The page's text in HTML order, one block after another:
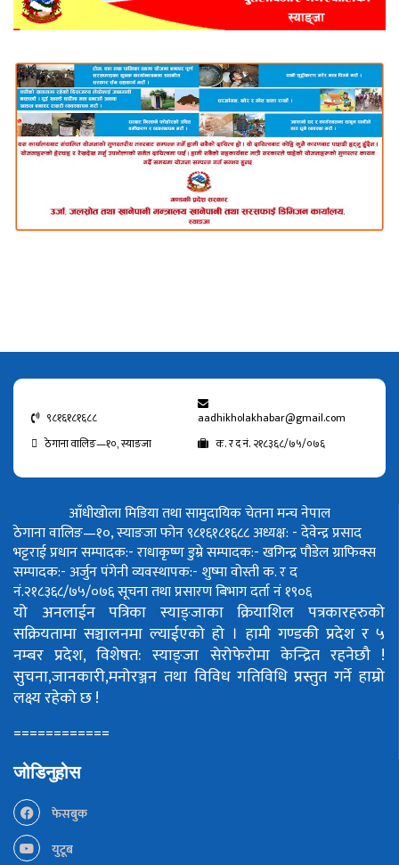
९८१६१८१६८८
aadhikholakhabar@gmail.com
ठेगाना वालिङ—१०, स्याङजा
क. र द नं. २१८३६८/७५/०७६
आँधीखोला मिडिया तथा सामुदायिक चेतना मन्च नेपाल
ठेगाना वालिङ—१०, स्याङजा फोन ९८१६१८१६८८अध्यक्ष: - देवेन्द्र प्रसाद
भट्टराईप्रधान सम्पादक:- राधाकृष्ण डुम्रेसम्पादक:- खगिन्द्र पौडेलग्राफिक्स
सम्पादक:- अर्जुन पंगेनीव्यवस्थापक:- शुष्मा वोस्तीक. र द
नं.२१८३६८/७५/०७६सूचना तथा प्रसारण बिभाग दर्ता नं १९०६
यो अनलाईन पत्रिका स्याङ्जाका क्रियाशिल पत्रकारहरुको
सक्रियतामा सञ्चालनमा ल्याईएको हो । हामी गण्डकी प्रदेश र ५
नम्बर प्रदेश, विशेषत: स्याङ्जा सेरोफेरोमा केन्द्रित रहनेछौ !
सुचना,जानकारी,मनोरञ्जन तथा विविध गतिविधि प्रस्तुत गर्ने हाम्रो
लक्ष्य रहेको छ !
============
जोडिनुहोस
फेसबुक
युटूब